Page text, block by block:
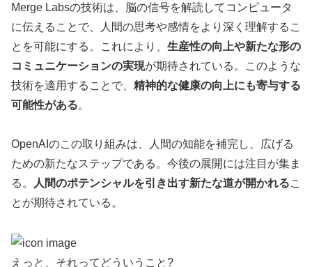
Merge Labsの技術は、脳の信号を解読してコンピュータ
に伝えることで、人間の思考や感情をより深く理解するこ
とを可能にする。これにより、 生産性の向上や新たな形の
コミュニケーションの実現が期待されている。このような
技術を適用することで、 精神的な健康の向上にも寄与する
可能性がある。
OpenAIのこの取り組みは、人間の知能を補完し、広げる
ための新たなステップである。今後の展開には注目が集ま
る。
人間のポテンシャルを引き出す新たな道が開かれるこ
とが期待されている。
えっと、それってどういうこと?